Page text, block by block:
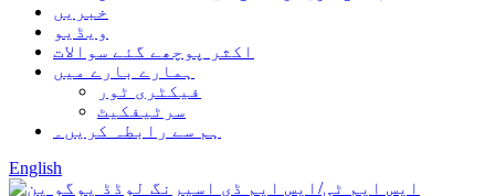
خبریں
ویڈیو
اکثر پوچھے گئے سوالات
ہمارے بارے میں
فیکٹری ٹور
سرٹیفکیٹ
ہم سے رابطہ کریں۔
English